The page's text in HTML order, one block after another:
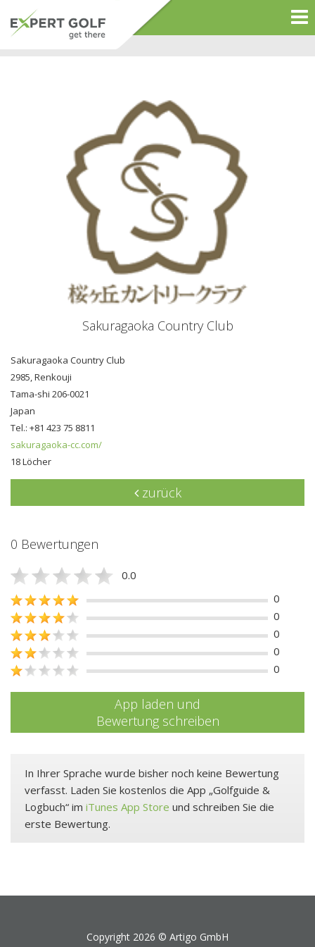
Sakuragaoka Country Club
Sakuragaoka Country Club
2985, Renkouji
Tama-shi 206-0021
Japan
Tel.: +81 423 75 8811
sakuragaoka-cc.com/
18 Löcher
zurück
0 Bewertungen
0.0
0
0
0
0
0
App laden und
Bewertung schreiben
In Ihrer Sprache wurde bisher noch keine Bewertung
verfasst. Laden Sie kostenlos die App „Golfguide &
Logbuch“ im iTunes App Store und schreiben Sie die
erste Bewertung.
Copyright 2026 © Artigo GmbH